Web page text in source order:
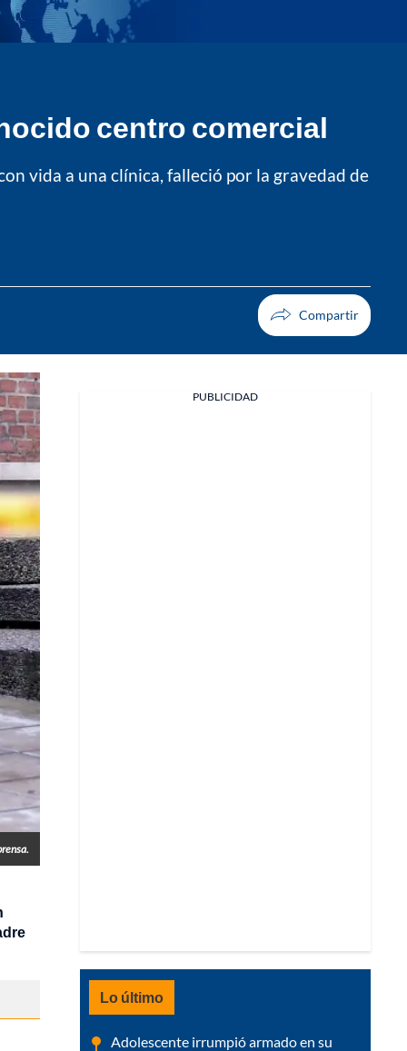
centro comercial
vida a una clínica, falleció por la gravedad de
PUBLICIDAD
Lo último
Adolescente irrumpió armado en su